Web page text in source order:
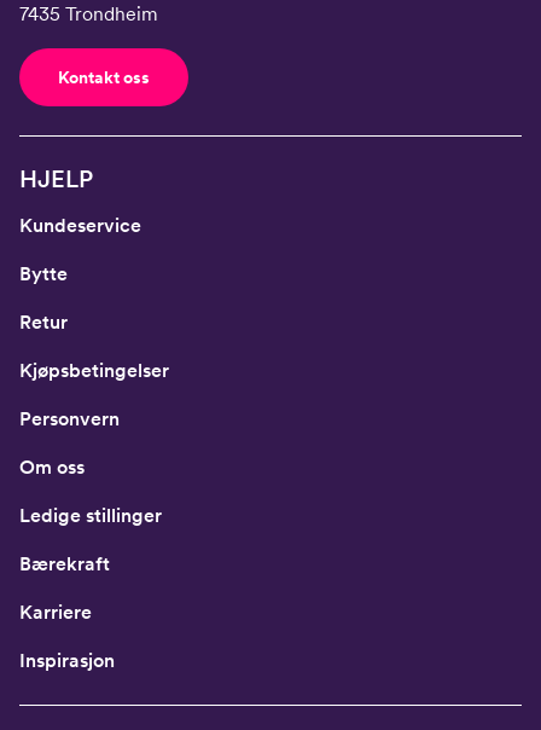
7435 Trondheim
Kontakt oss
HJELP
Kundeservice
Bytte
Retur
Kjøpsbetingelser
Personvern
Om oss
Ledige stillinger
Bærekraft
Karriere
Inspirasjon